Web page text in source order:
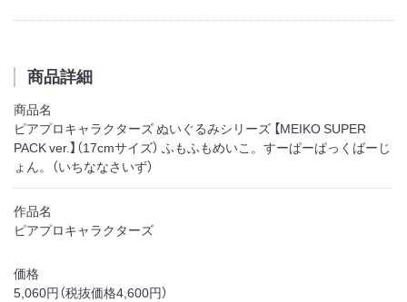
商品詳細
商品名
ピアプロキャラクターズ ぬいぐるみシリーズ 【MEIKO SUPER
PACK ver.】（17cmサイズ） ふもふもめいこ。すーぱーぱっくばーじ
ょん。（いちななさいず）
作品名
ピアプロキャラクターズ
価格
5,060円（税抜価格4,600円）